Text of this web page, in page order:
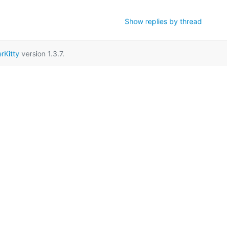
Show replies by thread
version 1.3.7.